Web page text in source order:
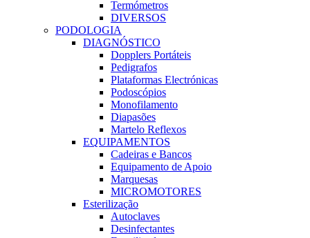
Termómetros
DIVERSOS
PODOLOGIA
DIAGNÓSTICO
Dopplers Portáteis
Pedigrafos
Plataformas Electrónicas
Podoscópios
Monofilamento
Diapasões
Martelo Reflexos
EQUIPAMENTOS
Cadeiras e Bancos
Equipamento de Apoio
Marquesas
MICROMOTORES
Esterilização
Autoclaves
Desinfectantes